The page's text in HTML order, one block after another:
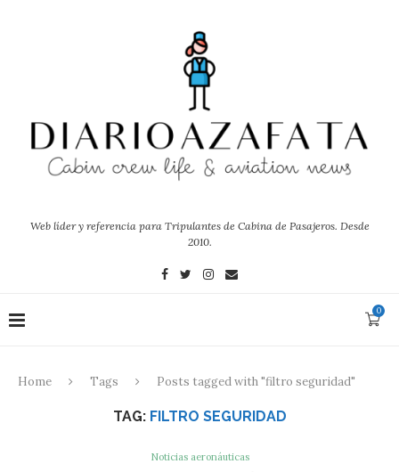
Web líder y referencia para Tripulantes de Cabina de Pasajeros. Desde
2010.
0
Home Tags Posts tagged with "filtro seguridad"
TAG: FILTRO SEGURIDAD
Noticias aeronáuticas